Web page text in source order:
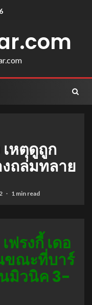
หตุดูถูก
ถล่มทลาย
1 min read
ฟรงกี้ เดอ
ขณะที่บาร์
มิวนิค 3-